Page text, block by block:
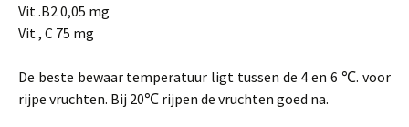
Vit .B2 0,05 mg
Vit , C 75 mg
De beste bewaar temperatuur ligt tussen de 4 en 6 ℃. voor
rijpe vruchten. Bij 20℃ rijpen de vruchten goed na.